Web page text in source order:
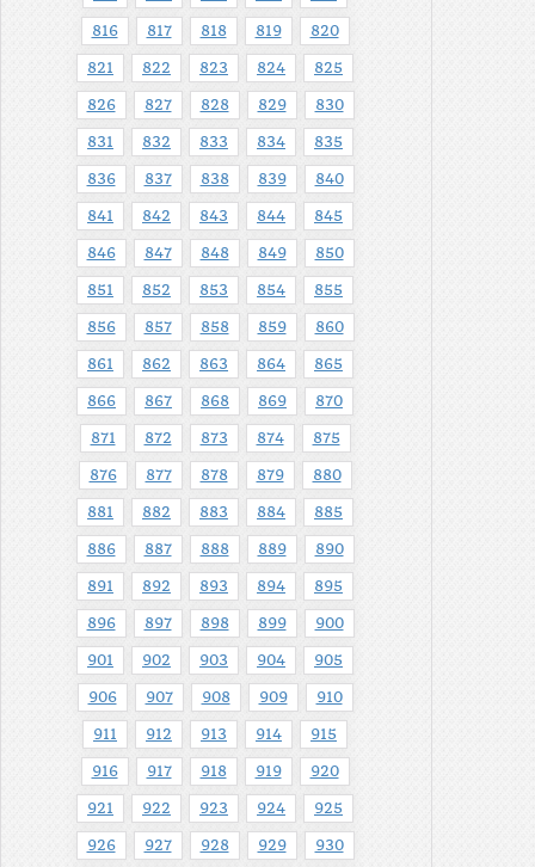
816 817 818 819 820
821 822 823 824 825
826 827 828 829 830
831 832 833 834 835
836 837 838 839 840
841 842 843 844 845
846 847 848 849 850
851 852 853 854 855
856 857 858 859 860
861 862 863 864 865
866 867 868 869 870
871 872 873 874 875
876 877 878 879 880
881 882 883 884 885
886 887 888 889 890
891 892 893 894 895
896 897 898 899 900
901 902 903 904 905
906 907 908 909 910
911 912 913 914 915
916 917 918 919 920
921 922 923 924 925
926 927 928 929 930